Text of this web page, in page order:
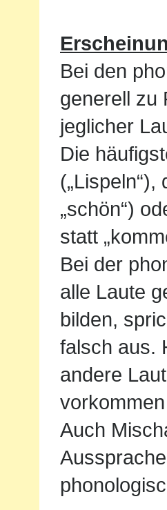
Bei den
generell zu
jeglicher
Die
„schön“)
statt
Bei der
alle Laute
bilden,
falsch aus.
andere
Auch